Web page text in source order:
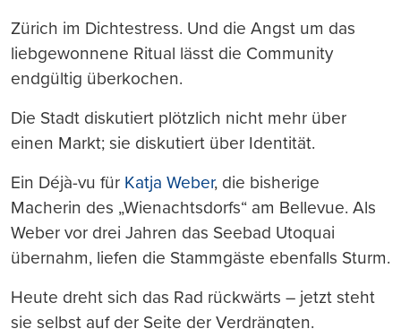
Zürich im Dichtestress. Und die Angst um das
liebgewonnene Ritual lässt die Community
endgültig überkochen.
Die Stadt diskutiert plötzlich nicht mehr über
einen Markt; sie diskutiert über Identität.
Ein Déjà-vu für Katja Weber, die bisherige
Macherin des „Wienachtsdorfs“ am Bellevue. Als
Weber vor drei Jahren das Seebad Utoquai
übernahm, liefen die Stammgäste ebenfalls Sturm.
Heute dreht sich das Rad rückwärts – jetzt steht
sie selbst auf der Seite der Verdrängten.